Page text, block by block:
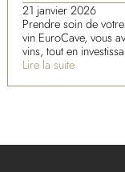
21 janvier 2026
Prendre soin de
vin EuroCave, vous
vins, tout en
Lire la suite